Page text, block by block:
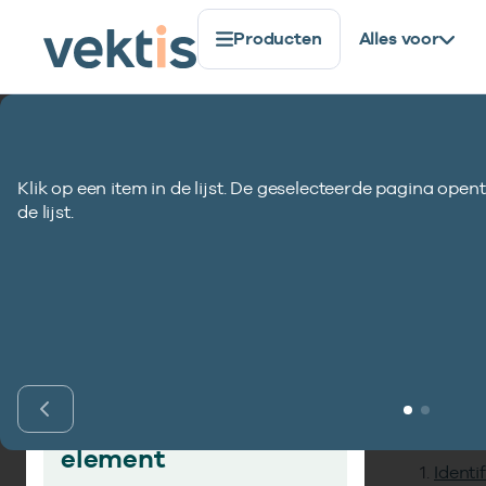
Producten Alles voor
Uzovi-nummer
Vind gegevens­
element
Klik op een item in de lijst. De geselecteerde pagina
de lijst.